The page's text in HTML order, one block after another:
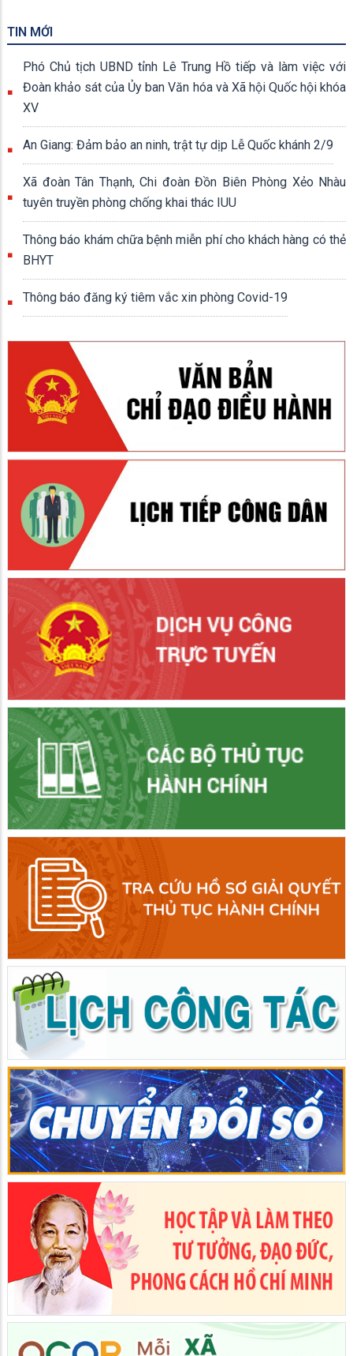
TIN MỚI
Phó Chủ tịch UBND tỉnh Lê Trung Hồ tiếp và làm việc với
Đoàn khảo sát của Ủy ban Văn hóa và Xã hội Quốc hội khóa
XV
An Giang: Đảm bảo an ninh, trật tự dịp Lễ Quốc khánh 2/9
Xã đoàn Tân Thạnh, Chi đoàn Đồn Biên Phòng Xẻo Nhàu
tuyên truyền phòng chống khai thác IUU
Thông báo khám chữa bệnh miễn phí cho khách hàng có thẻ
BHYT
Thông báo đăng ký tiêm vắc xin phòng Covid-19